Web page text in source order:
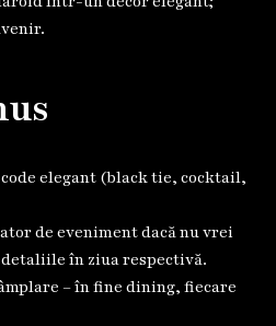
elegant (black tie, cocktail,
de eveniment dacă nu vrei
detaliile în ziua respectivă.
– în fine dining, fiecare